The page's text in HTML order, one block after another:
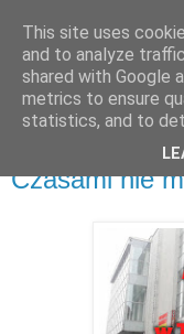
piątek, 3 marca
Czasami nie
This site uses
and to analyze
shared with Google
metrics to ensure
statistics, and to